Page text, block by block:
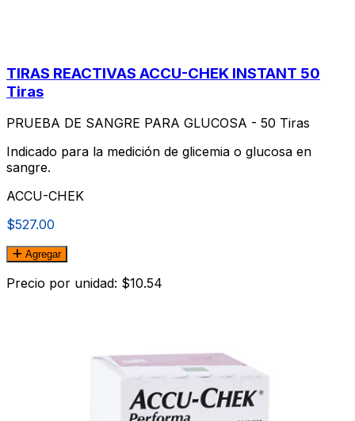
TIRAS REACTIVAS ACCU-CHEK INSTANT 50
Tiras
PRUEBA DE SANGRE PARA GLUCOSA - 50 Tiras
Indicado para la medición de glicemia o glucosa en
sangre.
ACCU-CHEK
$527.00
Agregar
Precio por unidad: $10.54